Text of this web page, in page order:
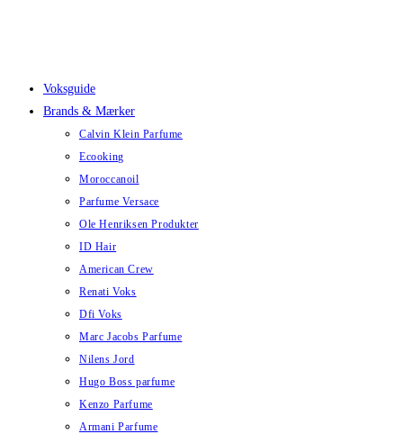
Voksguide
Brands & Mærker
Calvin Klein Parfume
Ecooking
Moroccanoil
Parfume Versace
Ole Henriksen Produkter
ID Hair
American Crew
Renati Voks
Dfi Voks
Marc Jacobs Parfume
Nilens Jord
Hugo Boss parfume
Kenzo Parfume
Armani Parfume